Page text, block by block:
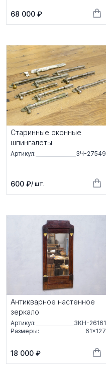
68 000 ₽
Старинные оконные
шпингалеты
Артикул: ЗЧ-27549
600 ₽/ шт.
Антикварное настенное
зеркало
Артикул:
ЗКН-26161
Размеры:
61×127
18 000 ₽